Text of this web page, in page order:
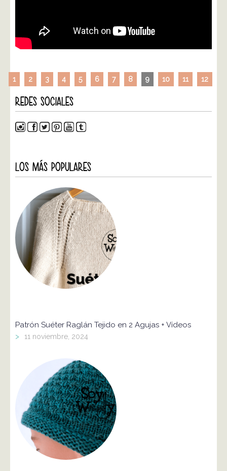
1 2 3 4 5 6 7 8 9 10 11 12
REDES SOCIALES
LOS MÁS POPULARES
Patrón Suéter Raglán Tejido en 2 Agujas + Vídeos
> 11 noviembre, 2024